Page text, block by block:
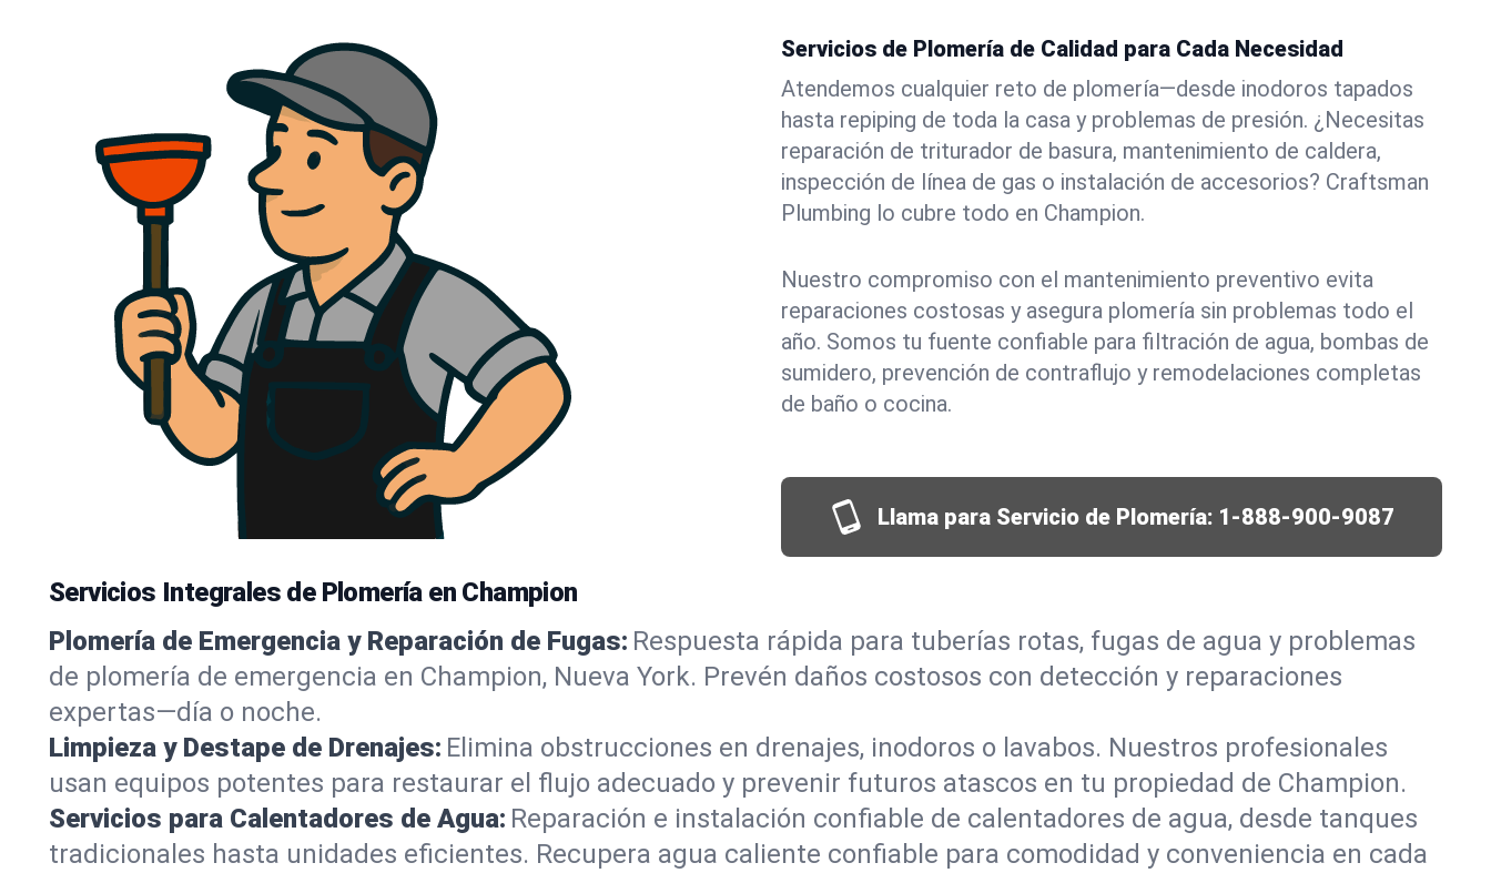
Servicios de Plomería de Calidad para Cada Necesidad
Atendemos cualquier reto de plomería—desde inodoros tapados
hasta repiping de toda la casa y problemas de presión. ¿Necesitas
reparación de triturador de basura, mantenimiento de caldera,
inspección de línea de gas o instalación de accesorios? Craftsman
Plumbing lo cubre todo en Champion.
Nuestro compromiso con el mantenimiento preventivo evita
reparaciones costosas y asegura plomería sin problemas todo el
año. Somos tu fuente confiable para filtración de agua, bombas de
sumidero, prevención de contraflujo y remodelaciones completas
de baño o cocina.
Llama para Servicio de Plomería: 1-888-900-9087
Servicios Integrales de Plomería en Champion
Plomería de Emergencia y Reparación de Fugas: Respuesta rápida para tuberías rotas, fugas de agua y problemas
de plomería de emergencia en Champion, Nueva York. Prevén daños costosos con detección y reparaciones
expertas—día o noche.
Limpieza y Destape de Drenajes: Elimina obstrucciones en drenajes, inodoros o lavabos. Nuestros profesionales
usan equipos potentes para restaurar el flujo adecuado y prevenir futuros atascos en tu propiedad de Champion.
Servicios para Calentadores de Agua: Reparación e instalación confiable de calentadores de agua, desde tanques
tradicionales hasta unidades eficientes. Recupera agua caliente confiable para comodidad y conveniencia en cada